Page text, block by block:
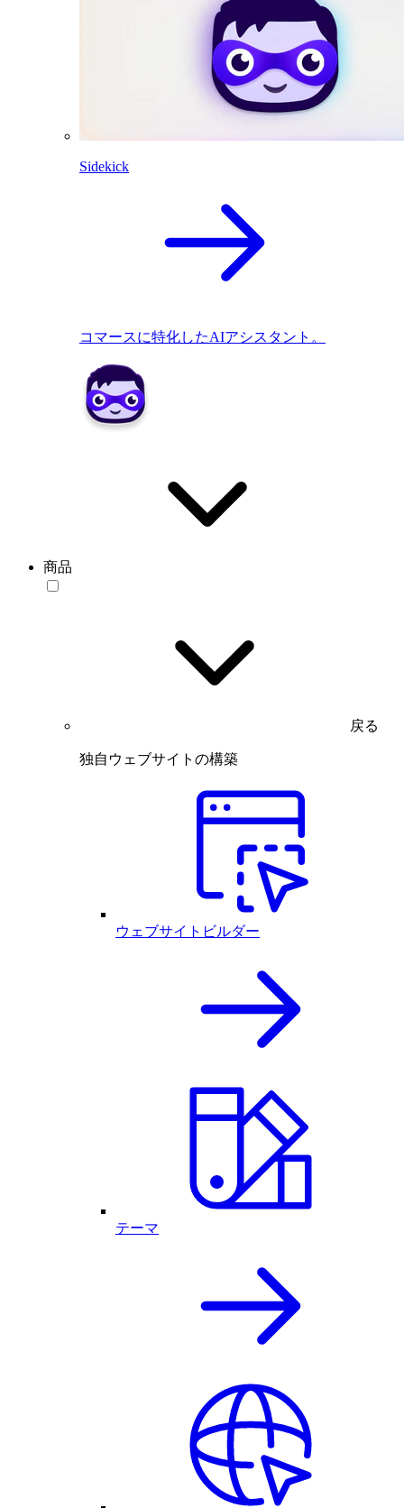
Sidekick
コマースに特化したAIアシスタント。
商品
戻る
独自ウェブサイトの構築
ウェブサイトビルダー
テーマ